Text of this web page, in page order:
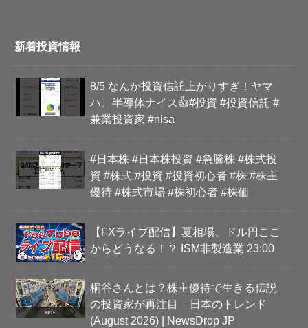
新着投資情報
8/5 なんか投資信託上がりすぎ！ヤマ
ハ、半導体ナイス👍#投資 #投資信託 #
兼業投資家 #nisa
#日本株 #日本株投資 #急騰株 #株式投
資 #株式 #投資 #投資初心者 #株 #株主
優待 #株式市場 #株初心者 #株価
【FXライブ配信】夏相場、ドル円ここ
からどうなる！？ ISM非製造業 23:00
桐谷さんとは？株主優待で生きる伝説
の投資家が再注目 – 日本のトレンド
(August 2026) | NewsDrop JP